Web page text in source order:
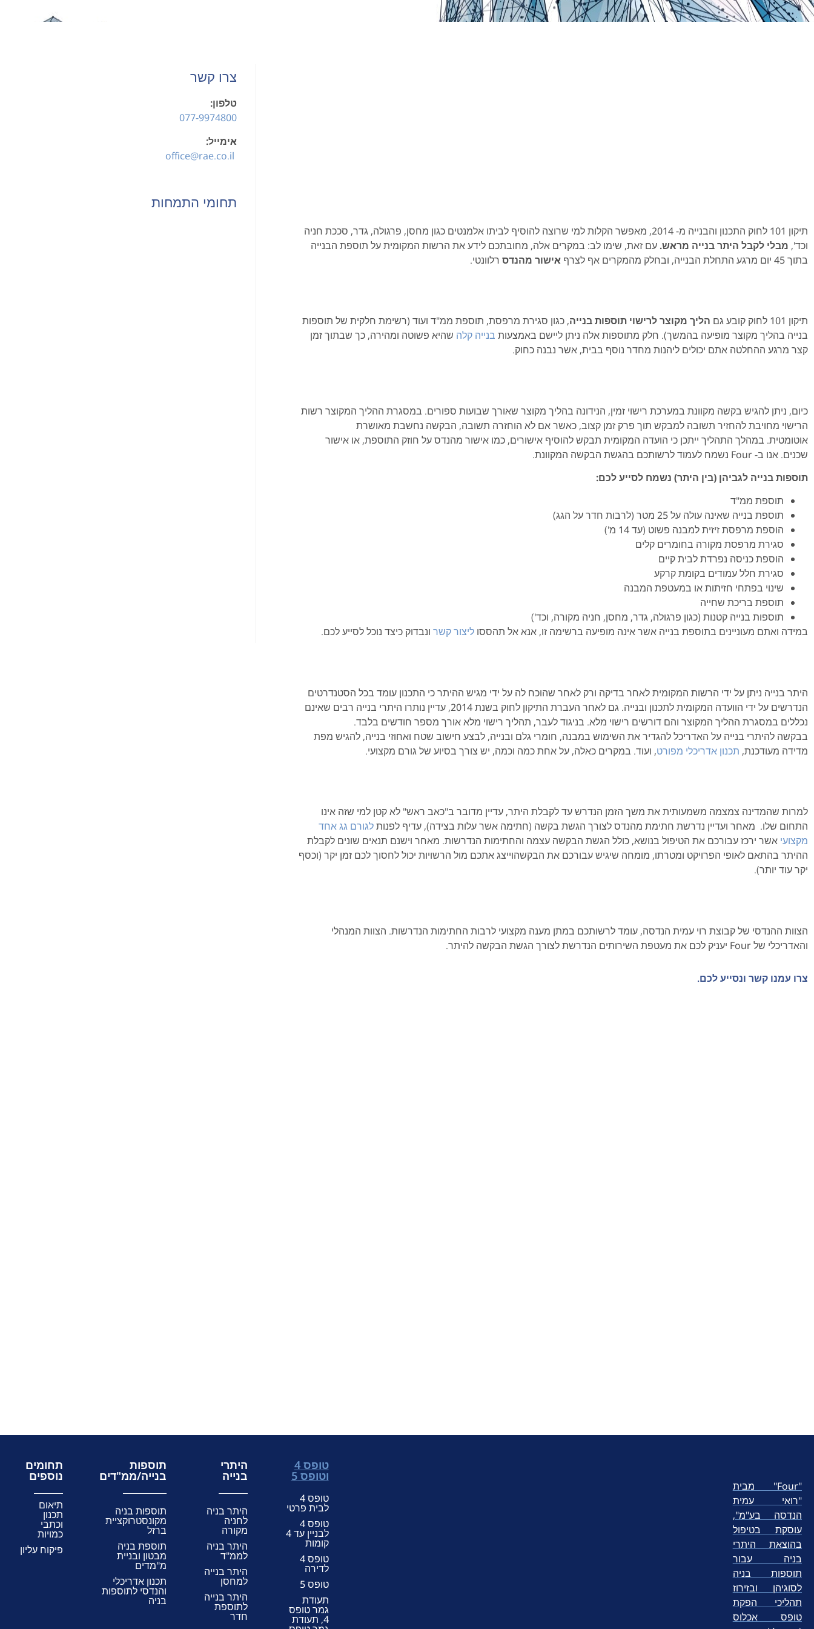
תיקון 101 לחוק התכנון והבנייה מ- 2014, מאפשר הקלות למי שרוצה להוסיף לביתו אלמנטים כגון מחסן, פרגולה, גדר, סככת חניה
וכד', מבלי לקבל היתר בנייה מראש. עם זאת, שימו לב: במקרים אלה, מחובתכם לידע את הרשות המקומית על תוספת הבנייה
בתוך 45 יום מרגע התחלת הבנייה, ובחלק מהמקרים אף לצרף
אישור מהנדס רלוונטי.
תיקון 101 לחוק קובע גם הליך מקוצר לרישוי תוספות בנייה, כגון סגירת מרפסת, תוספת ממ"ד ועוד (רשימת חלקית של תוספות
בנייה בהליך מקוצר מופיעה בהמשך). חלק מתוספות אלה ניתן ליישם באמצעות בנייה קלה שהיא פשוטה ומהירה, כך שבתוך זמן
קצר מרגע ההחלטה אתם יכולים ליהנות מחדר נוסף בבית, אשר נבנה כחוק.
כיום, ניתן להגיש בקשה מקוונת במערכת רישוי זמין, הנידונה בהליך מקוצר שאורך שבועות ספורים. במסגרת ההליך המקוצר רשות
הרישוי מחויבת להחזיר תשובה למבקש תוך פרק זמן קצוב, כאשר אם לא הוחזרה תשובה, הבקשה נחשבת מאושרת
אוטומטית. במהלך התהליך ייתכן כי הועדה המקומית תבקש להוסיף אישורים, כמו אישור מהנדס על חוזק התוספת, או אישור
שכנים. אנו ב-Four נשמח לעמוד לרשותכם בהגשת הבקשה המקוונת.
תוספות בנייה לגביהן (בין היתר) נשמח לסייע לכם:
תוספת ממ"ד
תוספת בנייה שאינה עולה על 25 מטר (לרבות חדר על הגג)
הוספת מרפסת זיזית למבנה פשוט (עד 14 מ')
סגירת מרפסת מקורה בחומרים קלים
הוספת כניסה נפרדת לבית קיים
סגירת חלל עמודים בקומת קרקע
שינוי בפתחי חזיתות או במעטפת המבנה
תוספת בריכת שחייה
תוספות בנייה קטנות (כגון פרגולה, גדר, מחסן, חניה מקורה, וכד')
במידה ואתם מעוניינים בתוספת בנייה אשר אינה מופיעה ברשימה זו, אנא אל תהססו ליצור קשר ונבדוק כיצד נוכל לסייע לכם.
היתר בנייה ניתן על ידי הרשות המקומית לאחר בדיקה ורק לאחר שהוכח לה על ידי מגיש ההיתר כי התכנון עומד בכל הסטנדרטים
הנדרשים על ידי הוועדה המקומית לתכנון ובנייה.
גם לאחר העברת התיקון לחוק בשנת 2014, עדיין נותרו היתרי בנייה רבים שאינם
נכללים במסגרת ההליך המקוצר והם דורשים רישוי מלא. בניגוד לעבר, תהליך רישוי מלא אורך מספר חודשים בלבד.
בבקשה להיתרי בנייה על האדריכל להגדיר את השימוש במבנה, חומרי גלם ובנייה, לבצע חישוב שטח ואחוזי בנייה, להגיש מפת
מדידה מעודכנת, תכנון אדריכלי מפורט, ועוד. במקרים כאלה, על אחת כמה וכמה, יש צורך בסיוע של גורם מקצועי.
למרות שהמדינה צמצמה משמעותית את משך הזמן הנדרש עד לקבלת היתר, עדיין מדובר ב"כאב ראש" לא קטן למי שזה אינו
התחום שלו. מאחר ועדיין נדרשת חתימת מהנדס לצורך הגשת בקשה (חתימה אשר עלות בצידה), עדיף לפנותלגורם גג אחד
מקצועי אשר ירכז עבורכם את הטיפול בנושא, כולל הגשת הבקשה עצמה והחתימות הנדרשות. מאחר וישנם תנאים שונים לקבלת
ההיתר בהתאם לאופי הפרויקט ומטרתו, מומחה שיגיש עבורכם את הבקשהוייצג אתכם מול הרשויות יכול לחסוך לכם זמן יקר (וכסף
יקר עוד יותר).
הצוות ההנדסי של קבוצת רוי עמית הנדסה, עומד לרשותכם במתן מענה מקצועי לרבות החתימות הנדרשות. הצוות המנהלי
והאדריכלי שלFour יעניק לכם את מעטפת השירותים הנדרשת לצורך הגשת הבקשה להיתר.
צרו עמנו קשר ונסייע לכם.
צרו קשר
טלפון:
077-9974800
אימייל:
office@rae.co.il
תחומי התמחות
"Four" מבית
"רואי עמית
הנדסה בע"מ",
עוסקת בטיפול
בהוצאת היתרי
בניה עבור
תוספות בניה
לסוגיהן ובזירוז
תהליכי הפקת
טופס אכלוס
טופס 4
וטופס 5
טופס 4
לבית פרטי
טופס 4
לבניין עד 4
קומות
טופס 4
לדירה
טופס 5
תעודת
גמר טופס
4, תעודת
היתרי
בנייה
היתר בניה
לחניה
מקורה
היתר בניה
לממ"ד
היתר בנייה
למחסן
היתר בנייה
לתוספת
חדר
תוספות
בנייה/ממ"דים
תוספות בניה
מקונסטרוקציית
ברזל
תוספת בניה
מבטון ובניית
מ"מדים
תכנון אדריכלי
והנדסי לתוספות
בניה
תחומים
נוספים
תיאום
תכנון
וכתבי
כמויות
פיקוח עליון